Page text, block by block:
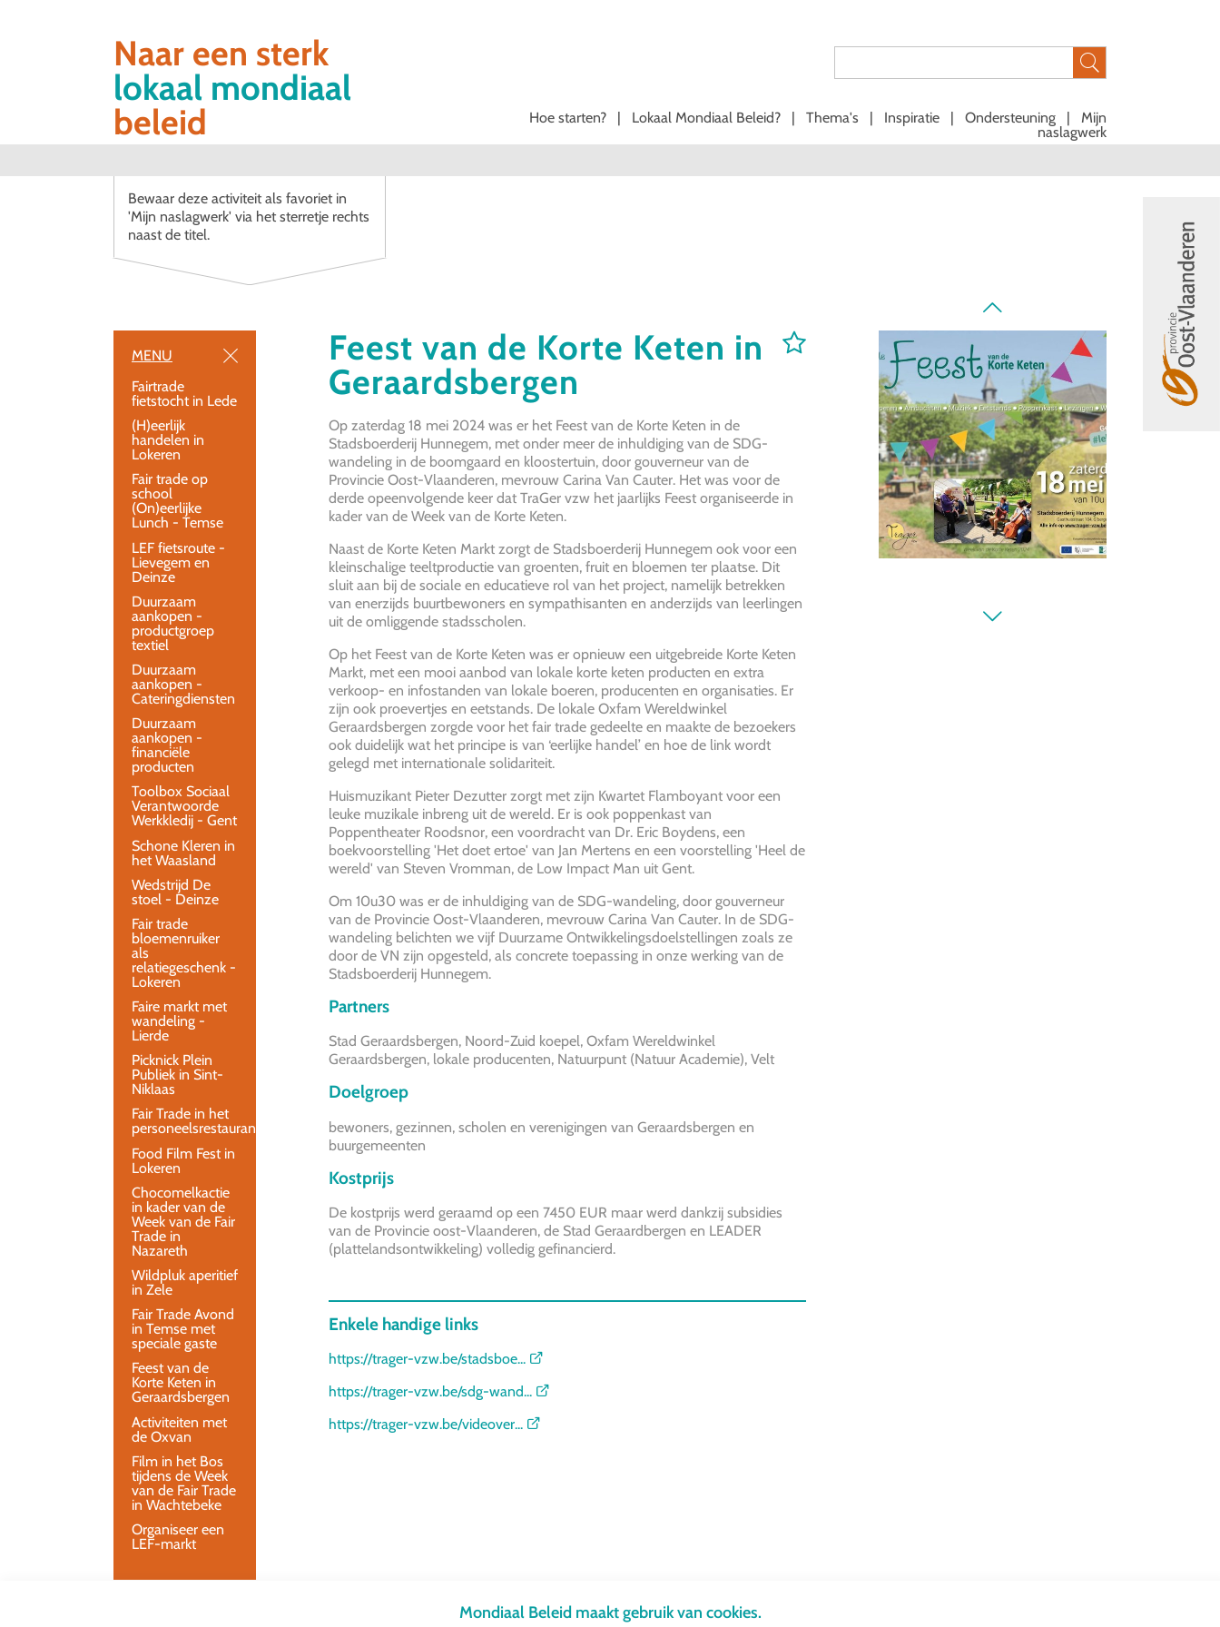
Naar een sterk
lokaal mondiaal
beleid
Hoe starten? | Lokaal Mondiaal Beleid? | Thema's | Inspiratie | Ondersteuning |
Mijn
naslagwerk
Bewaar deze activiteit als favoriet in
'Mijn naslagwerk' via het sterretje rechts
naast de titel.
MENU
Fairtrade
fietstocht in Lede
(H)eerlijk
handelen in
Lokeren
Fair trade op
school
(On)eerlijke
Lunch - Temse
LEF fietsroute -
Lievegem en
Deinze
Duurzaam
aankopen -
productgroep
textiel
Duurzaam
aankopen -
Cateringdiensten
Duurzaam
aankopen -
financiële
producten
Toolbox Sociaal
Verantwoorde
Werkkledij - Gent
Schone Kleren in
het Waasland
Wedstrijd De
stoel - Deinze
Fair trade
bloemenruiker
als
relatiegeschenk -
Lokeren
Faire markt met
wandeling -
Lierde
Picknick Plein
Publiek in Sint-
Niklaas
Fair Trade in het
personeelsrestaurant
Food Film Fest in
Lokeren
Chocomelkactie
in kader van de
Week van de Fair
Trade in
Nazareth
Wildpluk aperitief
in Zele
Fair Trade Avond
in Temse met
speciale gaste
Feest van de
Korte Keten in
Geraardsbergen
Activiteiten met
de Oxvan
Film in het Bos
tijdens de Week
van de Fair Trade
in Wachtebeke
Organiseer een
LEF-markt
Feest van de Korte Keten in
Geraardsbergen
Op zaterdag 18 mei 2024 was er het Feest van de Korte Keten in de
Stadsboerderij Hunnegem, met onder meer de inhuldiging van de SDG-
wandeling in de boomgaard en kloostertuin, door gouverneur van de
Provincie Oost-Vlaanderen, mevrouw Carina Van Cauter. Het was voor de
derde opeenvolgende keer dat TraGer vzw het jaarlijks Feest organiseerde in
kader van de Week van de Korte Keten.
Naast de Korte Keten Markt zorgt de Stadsboerderij Hunnegem ook voor een
kleinschalige teeltproductie van groenten, fruit en bloemen ter plaatse. Dit
sluit aan bij de sociale en educatieve rol van het project, namelijk betrekken
van enerzijds buurtbewoners en sympathisanten en anderzijds van leerlingen
uit de omliggende stadsscholen.
Op het Feest van de Korte Keten was er opnieuw een uitgebreide Korte Keten
Markt, met een mooi aanbod van lokale korte keten producten en extra
verkoop- en infostanden van lokale boeren, producenten en organisaties. Er
zijn ook proevertjes en eetstands. De lokale Oxfam Wereldwinkel
Geraardsbergen zorgde voor het fair trade gedeelte en maakte de bezoekers
ook duidelijk wat het principe is van ‘eerlijke handel’ en hoe de link wordt
gelegd met internationale solidariteit.
Huismuzikant Pieter Dezutter zorgt met zijn Kwartet Flamboyant voor een
leuke muzikale inbreng uit de wereld. Er is ook poppenkast van
Poppentheater Roodsnor, een voordracht van Dr. Eric Boydens, een
boekvoorstelling 'Het doet ertoe' van Jan Mertens en een voorstelling 'Heel de
wereld' van Steven Vromman, de Low Impact Man uit Gent.
Om 10u30 was er de inhuldiging van de SDG-wandeling, door gouverneur
van de Provincie Oost-Vlaanderen, mevrouw Carina Van Cauter. In de SDG-
wandeling belichten we vijf Duurzame Ontwikkelingsdoelstellingen zoals ze
door de VN zijn opgesteld, als concrete toepassing in onze werking van de
Stadsboerderij Hunnegem.
Partners
Stad Geraardsbergen, Noord-Zuid koepel, Oxfam Wereldwinkel
Geraardsbergen, lokale producenten, Natuurpunt (Natuur Academie), Velt
Doelgroep
bewoners, gezinnen, scholen en verenigingen van Geraardsbergen en
buurgemeenten
Kostprijs
De kostprijs werd geraamd op een 7450 EUR maar werd dankzij subsidies
van de Provincie oost-Vlaanderen, de Stad Geraardbergen en LEADER
(plattelandsontwikkeling) volledig gefinancierd.
Enkele handige links
https://trager-vzw.be/stadsboe...
https://trager-vzw.be/sdg-wand...
https://trager-vzw.be/videover...
Mondiaal Beleid maakt gebruik van cookies.